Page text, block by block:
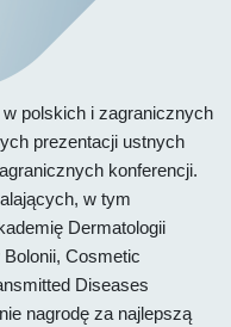
polskich i zagranicznych
prezentacji ustnych
konferencji.
w tym
Dermatologii
Cosmetic
Diseases
nagrodę za najlepszą